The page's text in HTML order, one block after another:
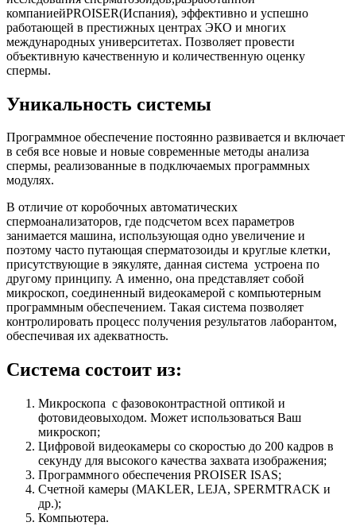
компаниейPROISER(Испания), эффективно и успешно
работающей в престижных центрах ЭКО и многих
международных университетах. Позволяет провести
объективную качественную и количественную оценку
спермы.
Уникальность системы
Программное обеспечение постоянно развивается и включает
в себя все новые и новые современные методы анализа
спермы, реализованные в подключаемых программных
модулях.
В отличие от коробочных автоматических
спермоанализаторов, где подсчетом всех параметров
занимается машина, использующая одно увеличение и
поэтому часто путающая сперматозоиды и круглые клетки,
присутствующие в эякуляте, данная система устроена по
другому принципу. А именно, она представляет собой
микроскоп, соединенный видеокамерой с компьютерным
программным обеспечением. Такая система позволяет
контролировать процесс получения результатов лаборантом,
обеспечивая их адекватность.
Система состоит из:
Микроскопа с фазовоконтрастной оптикой и
фотовидеовыходом. Может использоваться Ваш
микроскоп;
Цифровой видеокамеры со скоростью до 200 кадров в
секунду для высокого качества захвата изображения;
Программного обеспечения PROISER ISAS;
Счетной камеры (MAKLER, LEJA, SPERMTRACK и
др.);
Компьютера.